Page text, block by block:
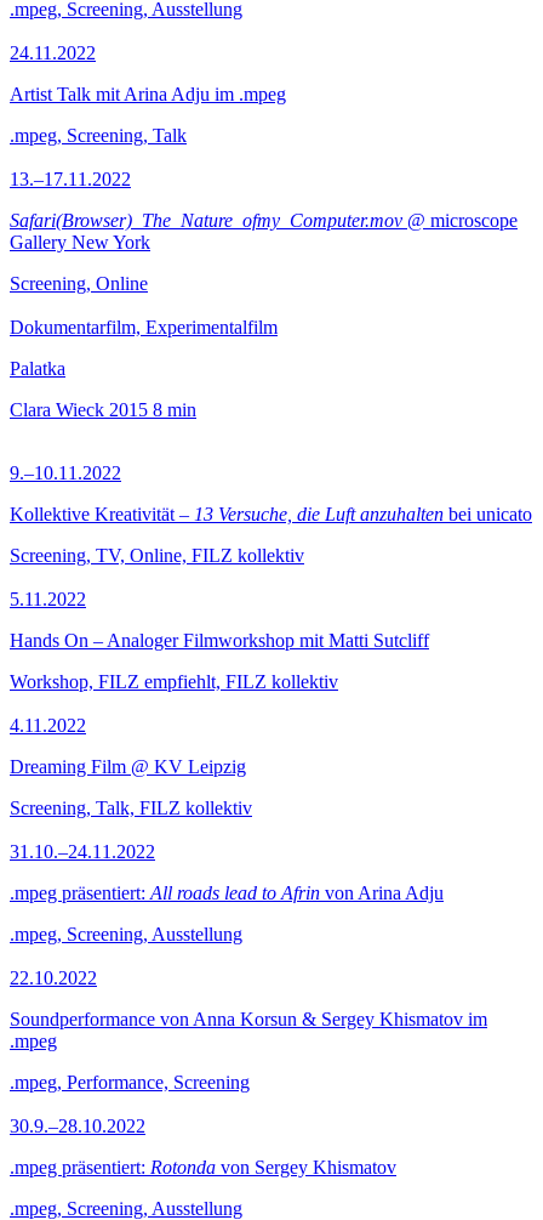
.mpeg, Screening, Ausstellung
24.11.2022
Artist Talk mit Arina Adju im .mpeg
.mpeg, Screening, Talk
13.–17.11.2022
Safari(Browser)_The_Nature_ofmy_Computer.mov @ microscope
Gallery New York
Screening, Online
Dokumentarfilm, Experimentalfilm
Palatka
Clara Wieck 2015 8 min
9.–10.11.2022
Kollektive Kreativität – 13 Versuche, die Luft anzuhalten bei unicato
Screening, TV, Online, FILZ kollektiv
5.11.2022
Hands On – Analoger Filmworkshop mit Matti Sutcliff
Workshop, FILZ empfiehlt, FILZ kollektiv
4.11.2022
Dreaming Film @ KV Leipzig
Screening, Talk, FILZ kollektiv
31.10.–24.11.2022
.mpeg präsentiert: All roads lead to Afrin von Arina Adju
.mpeg, Screening, Ausstellung
22.10.2022
Soundperformance von Anna Korsun & Sergey Khismatov im
.mpeg
.mpeg, Performance, Screening
30.9.–28.10.2022
.mpeg präsentiert: Rotonda von Sergey Khismatov
.mpeg, Screening, Ausstellung